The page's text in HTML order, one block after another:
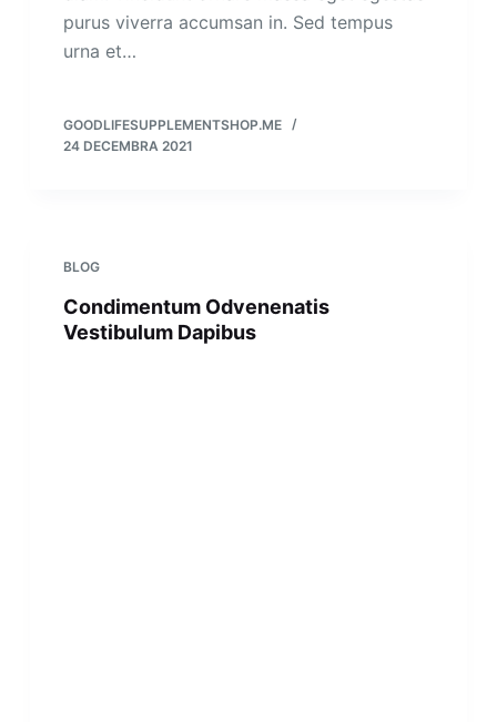
purus viverra accumsan in. Sed tempus
urna et…
GOODLIFESUPPLEMENTSHOP.ME
24 DECEMBRA 2021
BLOG
Condimentum Odvenenatis
Vestibulum Dapibus